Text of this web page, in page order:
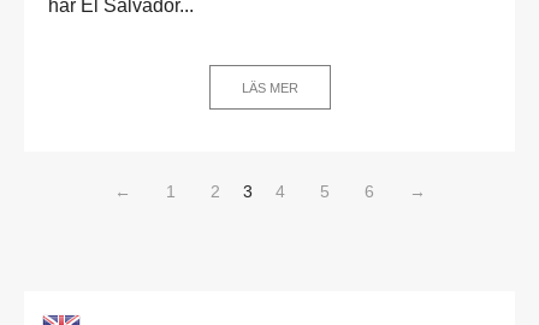
har El Salvador...
LÄS MER
← 1 2 3 4 5 6 →